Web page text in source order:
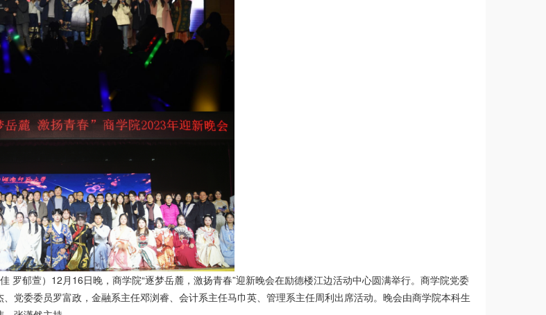
佳 罗郁萱）12月16日晚，商学院“逐梦岳麓，激扬青春”迎新晚会在励德楼江边活动中心圆满举行。商学院党委
党委委员罗富政，金融系主任邓浏睿、会计系主任马巾英、管理系主任周利出席活动。晚会由商学院本科生